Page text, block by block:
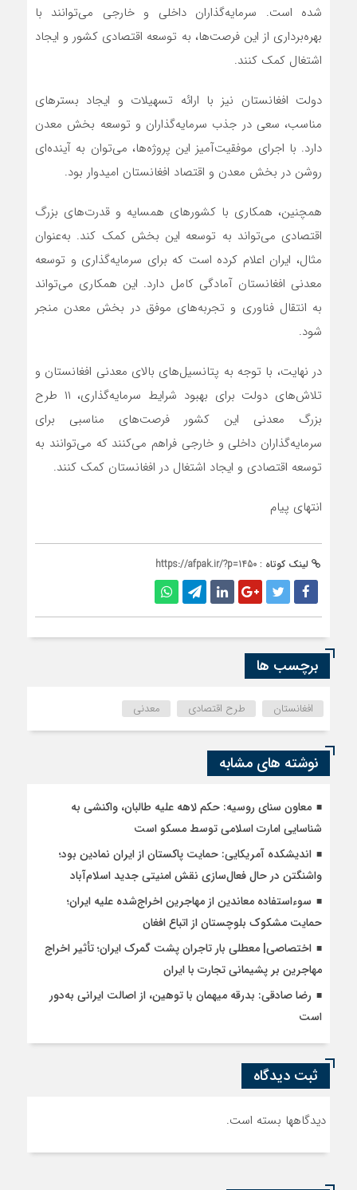
شده است. سرمایه‌گذاران داخلی و خارجی می‌توانند با
بهره‌برداری از این فرصت‌ها، به توسعه اقتصادی کشور و ایجاد
اشتغال کمک کنند.
دولت افغانستان نیز با ارائه تسهیلات و ایجاد بسترهای
مناسب، سعی در جذب سرمایه‌گذاران و توسعه بخش معدن
دارد. با اجرای موفقیت‌آمیز این پروژه‌ها، می‌توان به آینده‌ای
روشن در بخش معدن و اقتصاد افغانستان امیدوار بود.
همچنین، همکاری با کشورهای همسایه و قدرت‌های بزرگ
اقتصادی می‌تواند به توسعه این بخش کمک کند. به‌عنوان
مثال، ایران اعلام کرده است که برای سرمایه‌گذاری و توسعه
معدنی افغانستان آمادگی کامل دارد. این همکاری می‌تواند
به انتقال فناوری و تجربه‌های موفق در بخش معدن منجر
شود.
در نهایت، با توجه به پتانسیل‌های بالای معدنی افغانستان و
تلاش‌های دولت برای بهبود شرایط سرمایه‌گذاری، ۱۱ طرح
بزرگ معدنی این کشور فرصت‌های مناسبی برای
سرمایه‌گذاران داخلی و خارجی فراهم می‌کنند که می‌توانند به
توسعه اقتصادی و ایجاد اشتغال در افغانستان کمک کنند.
انتهای پیام
لینک کوتاه : https://afpak.ir/?p=1450
برچسب ها
افغانستان طرح اقتصادی معدنی
نوشته های مشابه
معاون سنای روسیه: حکم لاهه علیه طالبان، واکنشی به
شناسایی امارت اسلامی توسط مسکو است
اندیشکده آمریکایی: حمایت پاکستان از ایران نمادین بود؛
واشنگتن در حال فعال‌سازی نقش امنیتی جدید اسلام‌آباد
سوءاستفاده معاندین از مهاجرین اخراج‌شده علیه ایران؛
حمایت مشکوک بلوچستان از اتباع افغان
اختصاصی| معطلی بار تاجران پشت گمرک ایران؛ تأثیر اخراج
مهاجرین بر پشیمانی تجارت با ایران
رضا صادقی: بدرقه میهمان با توهین، از اصالت ایرانی به‌دور
است
ثبت دیدگاه
دیدگاهها بسته است.